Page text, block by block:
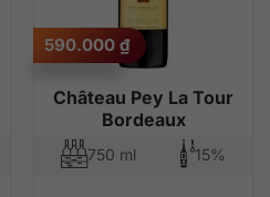
Château Pey La Tour
Bordeaux
590.000 ₫
750 ml 15%